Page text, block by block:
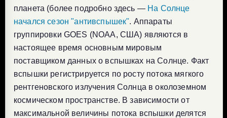
планета (более подробно здесь — На Солнце
начался сезон "антивспышек". Аппараты
группировки GOES (NOAA, США) являются в
настоящее время основным мировым
поставщиком данных о вспышках на Солнце. Факт
вспышки регистрируется по росту потока мягкого
рентгеновского излучения Солнца в околоземном
космическом пространстве. В зависимости от
максимальной величины потока вспышки делятся